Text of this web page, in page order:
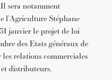
sera notamment
l’Agriculture Stéphane
janvier le projet de loi
des Etats généraux de
relations commerciales
distributeurs.